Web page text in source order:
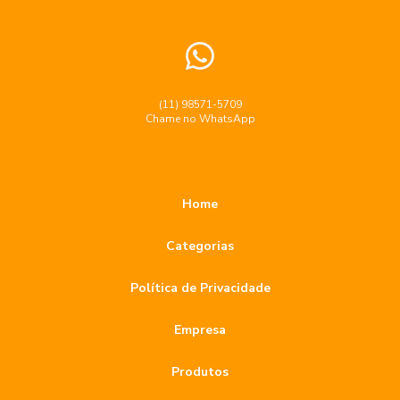
Broca diamantada para porcelanato preço acessível
escolher a melhor opção para sua obra
Broca diamantada para porcelanato: como escolher a ideal
(11) 98571-5709
Chame no WhatsApp
Home
Categorias
Política de Privacidade
Empresa
Produtos